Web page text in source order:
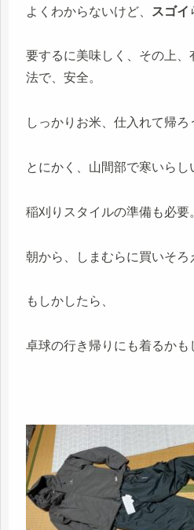
よくわからないけど、 スゴイ
要するに美味しく、その上、
法で、安全。
しっかりお米、仕入れて帰ろ
とにかく、山間部で寒いらし
稲刈りスタイルの準備も必要
朝から、しまむらに買いそろ
もしかしたら、
卓球の行き帰りにも着るかも